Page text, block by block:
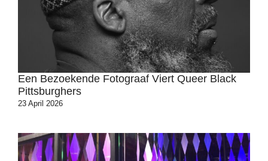
Een Bezoekende Fotograaf Viert Queer Black
Pittsburghers
23 April 2026